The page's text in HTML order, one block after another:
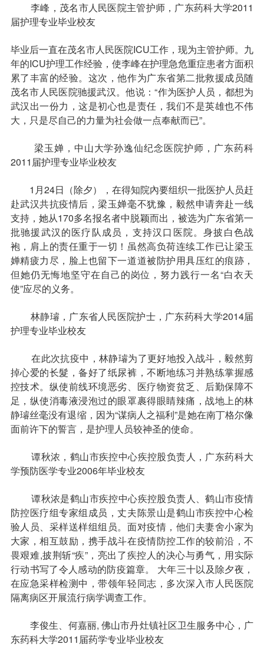
李峰，茂名市人民医院主管护师，广东药科大学2011
届护理专业毕业校友
毕业后一直在茂名市人民医院ICU工作，现为主管护师。九
年的ICU护理工作经验，使李峰在护理急危重症患者方面积
累了丰富的经验。这次，他作为广东省第二批救援成员随
茂名市人民医院驰援武汉。他说：“作为医护人员，都想为
武汉出一份力，这是初心也是责任，我们不是英雄也不伟
大，只是尽自己的力量为社会做一点奉献而已”。
梁玉婵，中山大学孙逸仙纪念医院护师，广东药科
2011届护理专业毕业校友
1月24日（除夕），在得知院內要组织一批医护人员赶
赴武汉共抗疫情后，梁玉婵毫不犹豫，毅然申请奔赴一线
支持，她从170多名报名者中脱颖而出，被选为广东省第一
批驰援武汉的医疗队成员，支持汉口医院。身披白色战
袍，肩上的责任重于一切！虽然高负荷连续工作已让梁玉
婵精疲力尽，脸上也留下一道道被防护用具压红的痕跡，
但她仍无悔地坚守在自己的岗位，努力践行一名“白衣天
使”应尽的义务。
林静璿，广东省人民医院护士，广东药科大学2014届
护理专业毕业校友
在此次抗疫中，林静璿为了更好地投入战斗，毅然剪
掉心爱的长髮，备好了纸尿裤，不断地练习并熟练掌握感
控技术。纵使前线环境恶劣、医疗物资贫乏、后勤保障不
足，纵使消毒液浸泡过的眼罩裹得眼睛辣痛，战地上的林
静璿丝毫没有退缩，因为“谋病人之福利”是她在南丁格尔像
面前许下的誓言，是护理人员较神圣的使命。
谭秋浓，鹤山市疾控中心疾控股负责人，广东药科大
学预防医学专业2006年毕业校友
谭秋浓是鹤山市疾控中心疾控股负责人、鹤山市疫情
防控医疗组专家组成员，丈夫陈景山是鹤山市疾控中心检
验人员、采样送样组组员。面对疫情，他们夫妻舍小家为
大家，相互鼓励，携手战斗在疫情防控工作的较前沿，不
畏艰难,披荆斩“疾”，亮出了疾控人的决心与勇气，用实际
行动书写了令人感动的防疫篇章。 大年三十以及除夕夜，
在应急采样检测中，带领年轻同志，多次深入市人民医院
隔离病区开展流行病学调查工作。
李俊生、何嘉丽, 佛山市丹灶镇社区卫生服务中心，广
东药科大学2011届药学专业毕业校友